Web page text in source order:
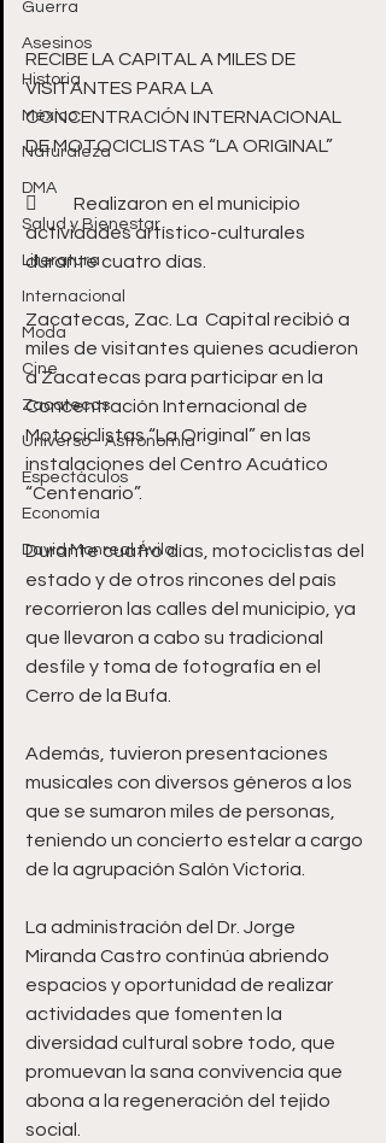
Guerra
Asesinos
Historia
México
Naturaleza
DMA
Salud y Bienestar
Literatura
Internacional
Moda
Cine
Zacatecas
Universo - Astronomía
Espectáculos
Economía
David Monreal Ávila
RECIBE LA CAPITAL A MILES DE
VISITANTES PARA LA
CONCENTRACIÓN INTERNACIONAL
DE MOTOCICLISTAS “LA ORIGINAL”
actividades artístico-culturales
durante cuatro días.
Zacatecas, Zac. La  Capital recibió a
miles de visitantes quienes acudieron
a Zacatecas para participar en la
Concentración Internacional de
Motociclistas “La Original” en las
instalaciones del Centro Acuático
“Centenario”.
Durante cuatro días, motociclistas del
estado y de otros rincones del país
recorrieron las calles del municipio, ya
que llevaron a cabo su tradicional
desfile y toma de fotografía en el
Cerro de la Bufa.
Además, tuvieron presentaciones
musicales con diversos géneros a los
que se sumaron miles de personas,
teniendo un concierto estelar a cargo
de la agrupación Salón Victoria.
La administración del Dr. Jorge
Miranda Castro continúa abriendo
espacios y oportunidad de realizar
actividades que fomenten la
diversidad cultural sobre todo, que
promuevan la sana convivencia que
abona a la regeneración del tejido
social.